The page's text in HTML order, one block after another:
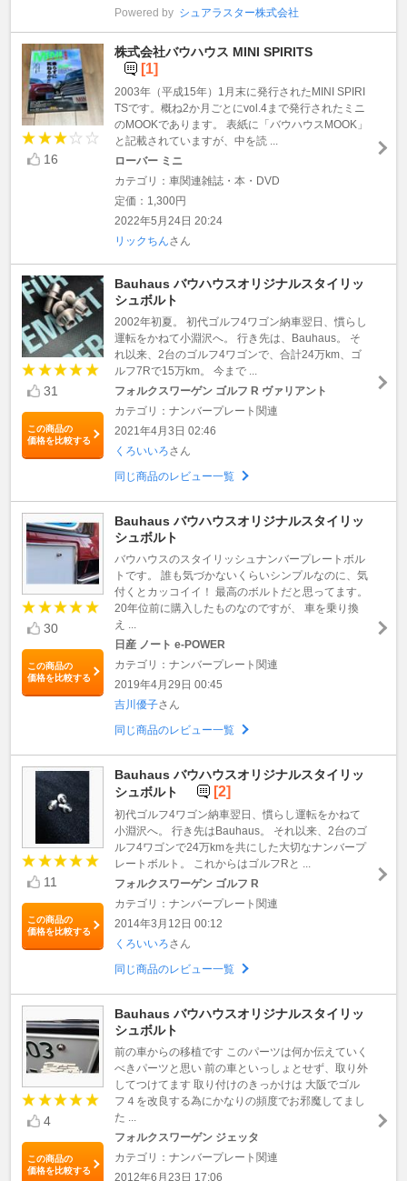
Powered by シュアラスター株式会社
16
株式会社バウハウス MINI SPIRITS
[1]
2003年（平成15年）1月末に発行されたMINI SPIRI
TSです。概ね2か月ごとにvol.4まで発行されたミニ
のMOOKであります。 表紙に「バウハウスMOOK」
と記載されていますが、中を読 ...
ローバー ミニ
カテゴリ：車関連雑誌・本・DVD
定価：1,300円
2022年5月24日 20:24
リックちんさん
31
この商品の
価格を比較する
Bauhaus バウハウスオリジナルスタイリッ
シュボルト
2002年初夏。 初代ゴルフ4ワゴン納車翌日、慣らし
運転をかねて小淵沢へ。 行き先は、Bauhaus。 そ
れ以来、2台のゴルフ4ワゴンで、合計24万km、ゴ
ルフ7Rで15万km。 今まで ...
フォルクスワーゲン ゴルフ R ヴァリアント
カテゴリ：ナンバープレート関連
2021年4月3日 02:46
くろいいろさん
同じ商品のレビュー一覧
30
この商品の
価格を比較する
Bauhaus バウハウスオリジナルスタイリッ
シュボルト
バウハウスのスタイリッシュナンバープレートボル
トです。 誰も気づかないくらいシンプルなのに、気
付くとカッコイイ！ 最高のボルトだと思ってます。
20年位前に購入したものなのですが、 車を乗り換
え ...
日産 ノート e-POWER
カテゴリ：ナンバープレート関連
2019年4月29日 00:45
吉川優子さん
同じ商品のレビュー一覧
11
この商品の
価格を比較する
Bauhaus バウハウスオリジナルスタイリッ
シュボルト
[2]
初代ゴルフ4ワゴン納車翌日、慣らし運転をかねて
小淵沢へ。 行き先はBauhaus。 それ以来、2台のゴ
ルフ4ワゴンで24万kmを共にした大切なナンバープ
レートボルト。 これからはゴルフRと ...
フォルクスワーゲン ゴルフ R
カテゴリ：ナンバープレート関連
2014年3月12日 00:12
くろいいろさん
同じ商品のレビュー一覧
4
この商品の
価格を比較する
Bauhaus バウハウスオリジナルスタイリッ
シュボルト
前の車からの移植です このパーツは何か伝えていく
べきパーツと思い 前の車といっしょとせず、取り外
してつけてます 取り付けのきっかけは 大阪でゴル
フ４を改良する為にかなりの頻度でお邪魔してまし
た ...
フォルクスワーゲン ジェッタ
カテゴリ：ナンバープレート関連
2012年6月23日 17:06